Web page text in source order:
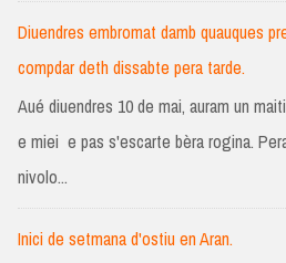
Diuendres embromat damb quauques
compdar deth dissabte pera tarde.
Aué diuendres 10 de mai, auram un
e miei e pas s'escarte bèra rogina.
nivolo...
Inici de setmana d'ostiu en Aran.